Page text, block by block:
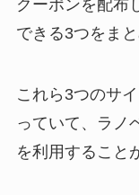
クーポンを配布
できる3つをまと
これら3つのサ
っていて、ラノ
を利用すること